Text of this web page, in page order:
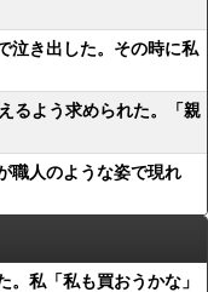
泣き出した。その時に私
るよう求められた。「親
職人のような姿で現れ
私「私も買おうかな」